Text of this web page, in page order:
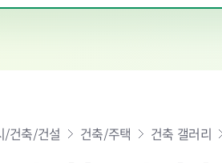
/건축/건설 건축/주택 건축 갤러리